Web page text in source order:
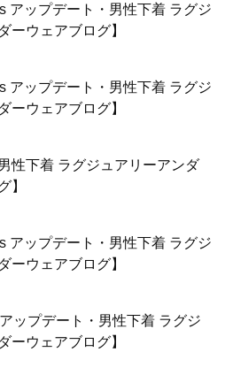
アップデート・男性下着 ラグジ
ーウェアブログ】
アップデート・男性下着 ラグジ
ーウェアブログ】
性下着 ラグジュアリーアンダ
】
アップデート・男性下着 ラグジ
ーウェアブログ】
アップデート・男性下着 ラグジ
ーウェアブログ】